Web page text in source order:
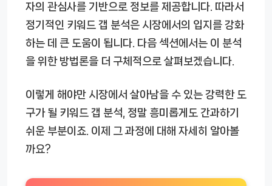
자의 관심사를 기반으로 정보를 제공합니다. 따라서
정기적인 키워드 갭 분석은 시장에서의 입지를 강화
하는 데 큰 도움이 됩니다. 다음 섹션에서는 이 분석
을 위한 방법론을 더 구체적으로 살펴보겠습니다.
이렇게 해야만 시장에서 살아남을 수 있는 강력한 도
구가 될 키워드 갭 분석, 정말 흥미롭게도 간과하기
쉬운 부분이죠. 이제 그 과정에 대해 자세히 알아볼
까요?